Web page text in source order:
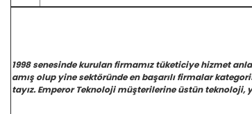
1998 senesinde kurulan firmamız tüketiciye hizmet
amış olup yine sektöründe en başarılı firmalar
tayız. Emperor Teknoloji müşterilerine üstün